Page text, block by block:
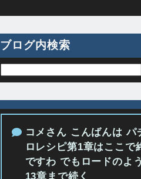
ブログ内検索
コメさん こんばんは パ
ロレシピ第1章はここで
ですわ でもロードのよ
13章まで続く